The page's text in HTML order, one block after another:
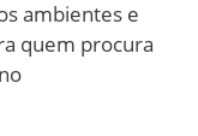
ambientes e
quem procura